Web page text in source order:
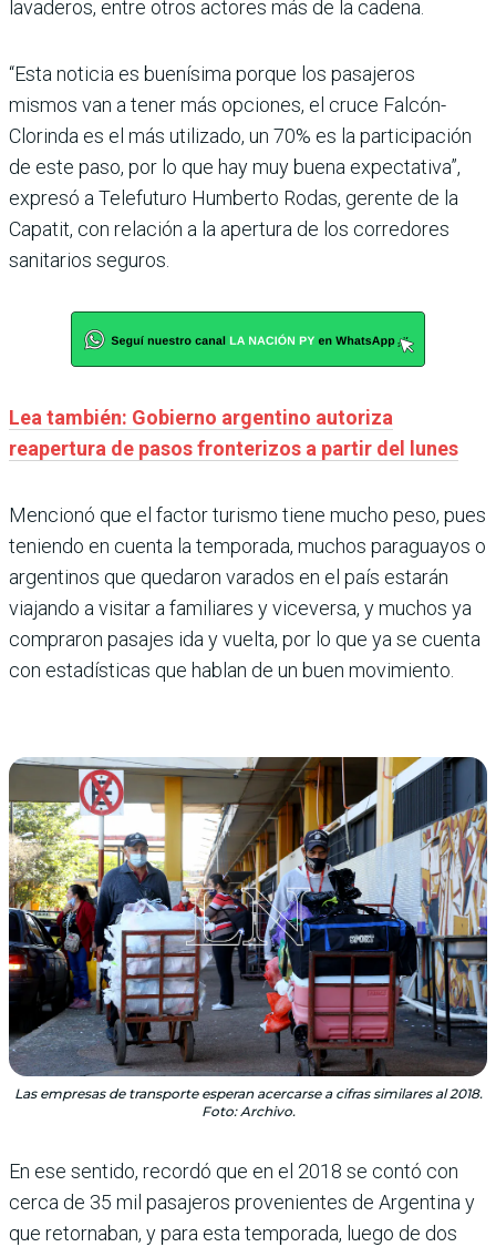
lavaderos, entre otros actores más de la cadena.
“Esta noticia es buenísima porque los pasajeros
mismos van a tener más opciones, el cruce Falcón-
Clorinda es el más utilizado, un 70% es la participación
de este paso, por lo que hay muy buena expectativa”,
expresó a Telefuturo Humberto Rodas, gerente de la
Capatit, con relación a la apertura de los corredores
sanitarios seguros.
Lea también: Gobierno argentino autoriza
reapertura de pasos fronterizos a partir del lunes
Mencionó que el factor turismo tiene mucho peso, pues
teniendo en cuenta la temporada, muchos paraguayos o
argentinos que quedaron varados en el país estarán
viajando a visitar a familiares y viceversa, y muchos ya
compraron pasajes ida y vuelta, por lo que ya se cuenta
con estadísticas que hablan de un buen movimiento.
Las empresas de transporte esperan acercarse a cifras similares al 2018.
Foto: Archivo.
En ese sentido, recordó que en el 2018 se contó con
cerca de 35 mil pasajeros provenientes de Argentina y
que retornaban, y para esta temporada, luego de dos